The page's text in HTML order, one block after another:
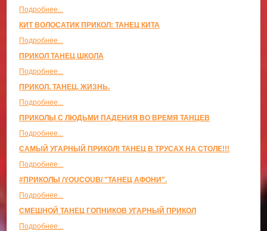
Подробнее...
КИТ ВОЛОСАТИК ПРИКОЛ: ТАНЕЦ КИТА
Подробнее...
ПРИКОЛ ТАНЕЦ ШКОЛА
Подробнее...
ПРИКОЛ. ТАНЕЦ. ЖИЗНЬ.
Подробнее...
ПРИКОЛЫ С ЛЮДЬМИ ПАДЕНИЯ ВО ВРЕМЯ ТАНЦЕВ
Подробнее...
САМЫЙ УГАРНЫЙ ПРИКОЛ! ТАНЕЦ В ТРУСАХ НА СТОЛЕ!!!
Подробнее...
#ПРИКОЛЫ /YOUCOUB/ "ТАНЕЦ АФОНИ".
Подробнее...
СМЕШНОЙ ТАНЕЦ ГОПНИКОВ УГАРНЫЙ ПРИКОЛ
Подробнее...